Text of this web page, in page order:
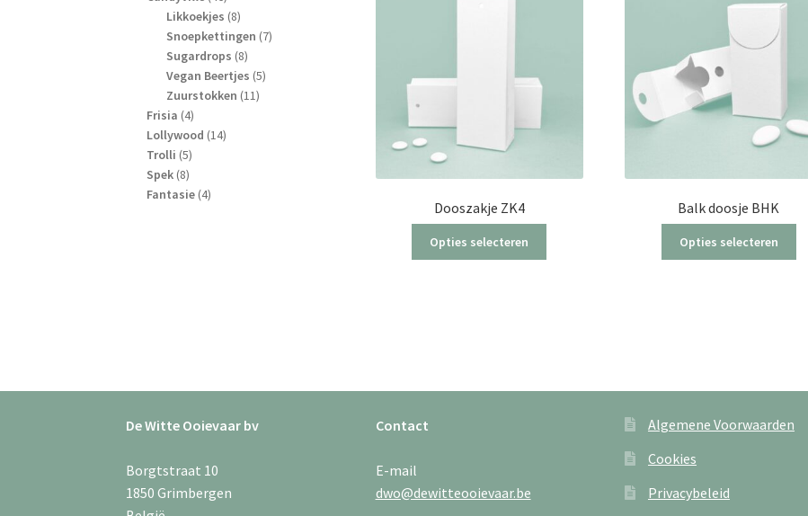
Dooszakje ZK4
Opties selecteren
gekozen
productpagina
Balk doosje BHK
Opties selecteren
producten
Likkoekjes 88
producten
Snoepkettingen 77
Sugardrops 88
producten
Vegan Beertjes 55
Zuurstokken 1111
Frisia 44
producten
Lollywood 1414
Trolli 55
producten
Spek 88
producten
Fantasie 44
De Witte Ooievaar bv
Borgtstraat 10
1850 Grimbergen
Contact
E-mail
dwo@dewitteooievaar.be
Algemene Voorwaarden
Cookies
Privacybeleid